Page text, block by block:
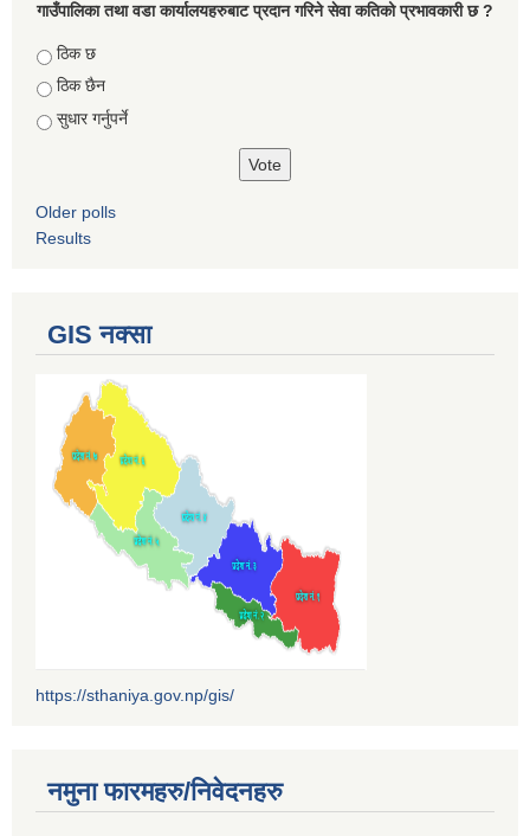
गाउँपालिका तथा वडा कार्यालयहरुबाट प्रदान गरिने सेवा कतिको प्रभावकारी छ ?
Choices
ठिक छ
ठिक छैन
सुधार गर्नुपर्ने
Older polls
Results
GIS नक्सा
https://sthaniya.gov.np/gis/
नमुना फारमहरु/निवेदनहरु